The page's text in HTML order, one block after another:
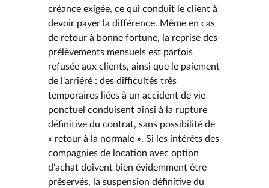
créance exigée, ce qui conduit le client à
devoir payer la différence. Même en cas
de retour à bonne fortune, la reprise des
prélèvements mensuels est parfois
refusée aux clients, ainsi que le paiement
de l'arriéré : des difficultés très
temporaires liées à un accident de vie
ponctuel conduisent ainsi à la rupture
définitive du contrat, sans possibilité de
« retour à la normale ». Si les intérêts des
compagnies de location avec option
d'achat doivent bien évidemment être
préservés, la suspension définitive du